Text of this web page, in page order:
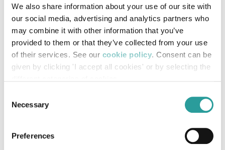
We also share information about your use of our site with
our social media, advertising and analytics partners who
may combine it with other information that you’ve
provided to them or that they’ve collected from your use
of their services. See our cookie policy. Consent can be
given by clicking 'I accept all cookies' or by selecting the
Selection
Necessary
Preferences
I prodotti dellaLinea Classica Bellotti Ezio
rappresentano l’essenza dell’arredamento di lusso
Made in Italy
, un perfetto equilibrio tradesign
tradizionale, eleganza senza tempo e cura
. Ogni ambiente è progettato con un
arredo su misura
diventa protagonista e si traduce in
mobili classici
pensati per valorizzare ville, residenze di prestigio e
spazi che richiedono raffinatezza e carattere.